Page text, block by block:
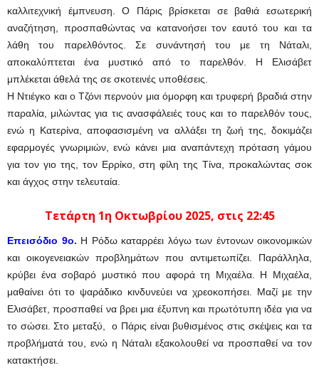
καλλιτεχνική έμπνευση. Ο Πάρις βρίσκεται σε βαθιά εσωτερική
αναζήτηση, προσπαθώντας να κατανοήσει τον εαυτό του και τα
λάθη του παρελθόντος. Σε συνάντησή του με τη Νάταλι,
αποκαλύπτεται ένα μυστικό από το παρελθόν. Η Ελισάβετ
μπλέκεται άθελά της σε σκοτεινές υποθέσεις.
Η Ντιέγκο και ο Τζόνι περνούν μια όμορφη και τρυφερή βραδιά στην
παραλία, μιλώντας για τις ανασφάλειές τους και το παρελθόν τους,
ενώ η Κατερίνα, αποφασισμένη να αλλάξει τη ζωή της, δοκιμάζει
εφαρμογές γνωριμιών, ενώ κάνει μια αναπάντεχη πρόταση γάμου
για τον γιο της, τον Ερρίκο, στη φίλη της Τίνα, προκαλώντας σοκ
και άγχος στην τελευταία.
Τετάρτη 1η Οκτωβρίου 2025, στις 22:45
Επεισόδιο 9ο. Η Ρόδω καταρρέει λόγω των έντονων οικονομικών
και οικογενειακών προβλημάτων που αντιμετωπίζει. Παράλληλα,
κρύβει ένα σοβαρό μυστικό που αφορά τη Μιχαέλα. Η Μιχαέλα,
μαθαίνει ότι το ψαράδικο κινδυνεύει να χρεοκοπήσει. Μαζί με την
Ελισάβετ, προσπαθεί να βρει μια έξυπνη και πρωτότυπη ιδέα για να
το σώσει. Στο μεταξύ, ο Πάρις είναι βυθισμένος στις σκέψεις και τα
προβλήματά του, ενώ η Νάταλι εξακολουθεί να προσπαθεί να τον
κατακτήσει.